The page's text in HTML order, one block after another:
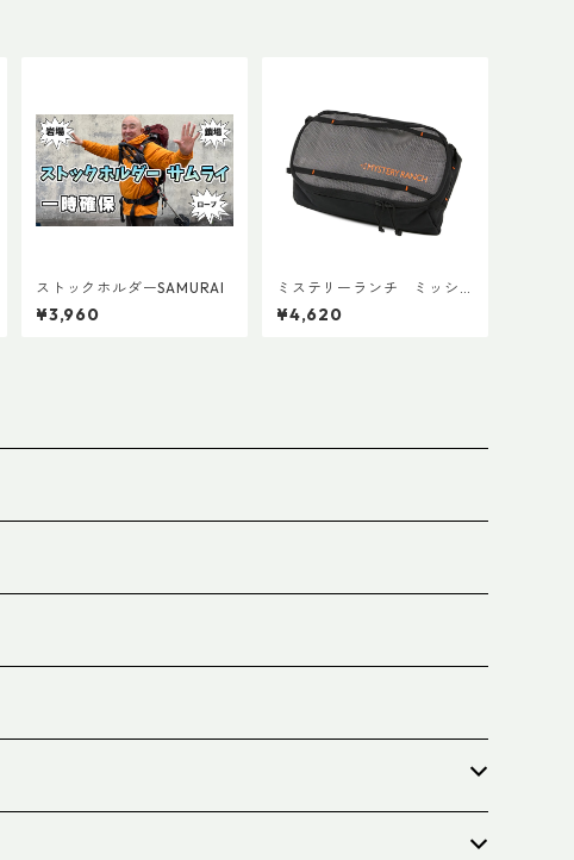
ストックホルダーSAMURAI
¥3,960
ミステリーランチ ミッシ
ョンパッキングキューブ M
ブラック
¥4,620